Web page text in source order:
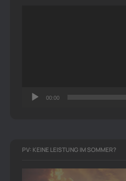
00:00
PV: KEINE LEISTUNG IM SOMMER?